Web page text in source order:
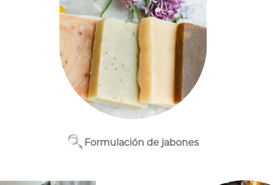
Formulación de jabones